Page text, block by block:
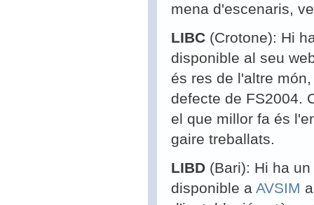
mena d'escenaris,
LIBC (Crotone): Hi
disponible al seu
és res de l'altre
defecte de FS2004.
el que millor fa és
gaire treballats.
LIBD (Bari): Hi ha
disponible a AVSIM